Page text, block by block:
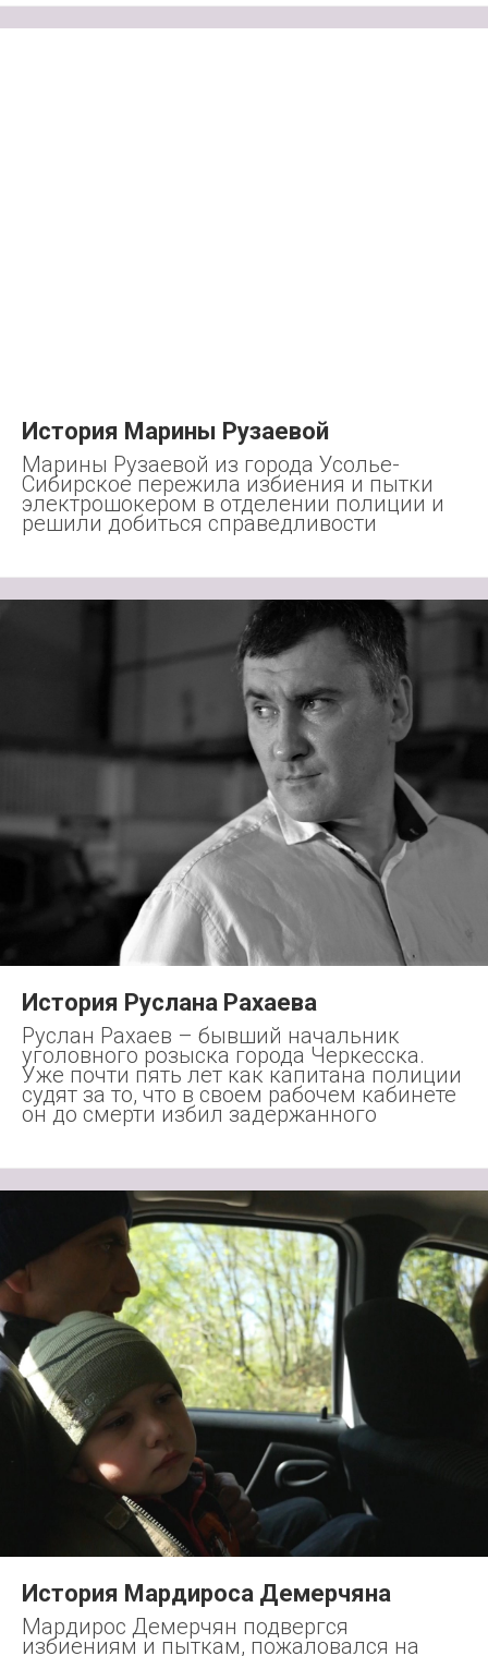
История Марины Рузаевой
Марины Рузаевой из города Усолье-
Сибирское пережила избиения и пытки
электрошокером в отделении полиции и
решили добиться справедливости
История Руслана Рахаева
Руслан Рахаев – бывший начальник
уголовного розыска города Черкесска.
Уже почти пять лет как капитана полиции
судят за то, что в своем рабочем кабинете
он до смерти избил задержанного
История Мардироса Демерчяна
Мардирос Демерчян подвергся
избиениям и пыткам, пожаловался на